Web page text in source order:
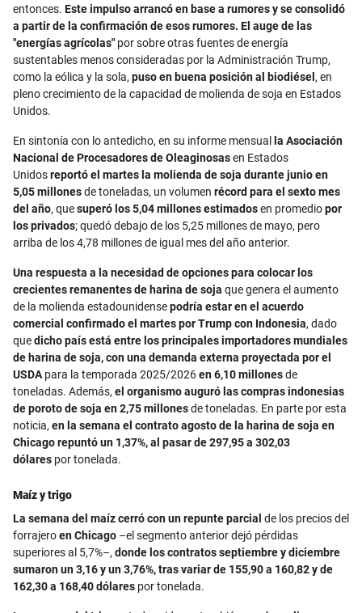
entonces. Este impulso arrancó en base a rumores y se consolidó
a partir de la confirmación de esos rumores. El auge de las
"energías agrícolas" por sobre otras fuentes de energía
sustentables menos consideradas por la Administración Trump,
como la eólica y la sola, puso en buena posición al biodiésel , en
pleno crecimiento de la capacidad de molienda de soja en Estados
Unidos.
En sintonía con lo antedicho, en su informe mensual
la Asociación
Nacional de Procesadores de Oleaginosasen Estados
Unidosreportó el martes la molienda de soja durante junio en
5,05 millonesde toneladas, un volumen récord para el sexto mes
del año, quesuperó los 5,04 millones estimadosen promediopor
los privados; quedó debajo de los 5,25 millones de mayo, pero
arriba de los 4,78 millones de igual mes del año anterior.
Una respuesta a la necesidad de opciones para colocar los
crecientes remanentes de harina de soja que genera el aumento
de la molienda estadounidensepodría estar enel acuerdo
comercial confirmado el martes porTrump con Indonesia, dado
quedicho país está entre los principales importadores mundiales
de harina de soja, con una demanda externa proyectada por el
USDA para la temporada 2025/2026en 6,10 millonesde
toneladas. Además, el organismo auguró las compras indonesias
de poroto de soja en 2,75 millonesde toneladas. En parte por esta
noticia, en la semana el contrato agosto de la harina de soja en
Chicago repuntó un 1,37%, al pasar de 297,95 a 302,03
dólares por tonelada.
Maíz y trigo
La semana del maíz cerró con un repunte parcial de los precios del
forrajeroen Chicago –el segmento anterior dejó pérdidas
superiores al 5,7%–, donde los contratos septiembre y diciembre
sumaron un 3,16 y un 3,76%, tras variar de 155,90 a 160,82 y de
162,30 a 168,40 dólares por tonelada.